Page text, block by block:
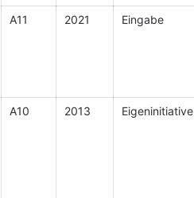
A11 2021 Eingabe
A10 2013 Eigeninitiative